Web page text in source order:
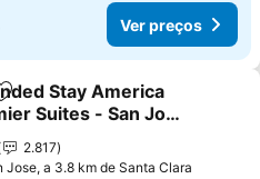
Ver preços
Adicionar aos favoritos
Stay America
Suites - San Jose
2.817
Jose, a 3.8 km de Santa Clara